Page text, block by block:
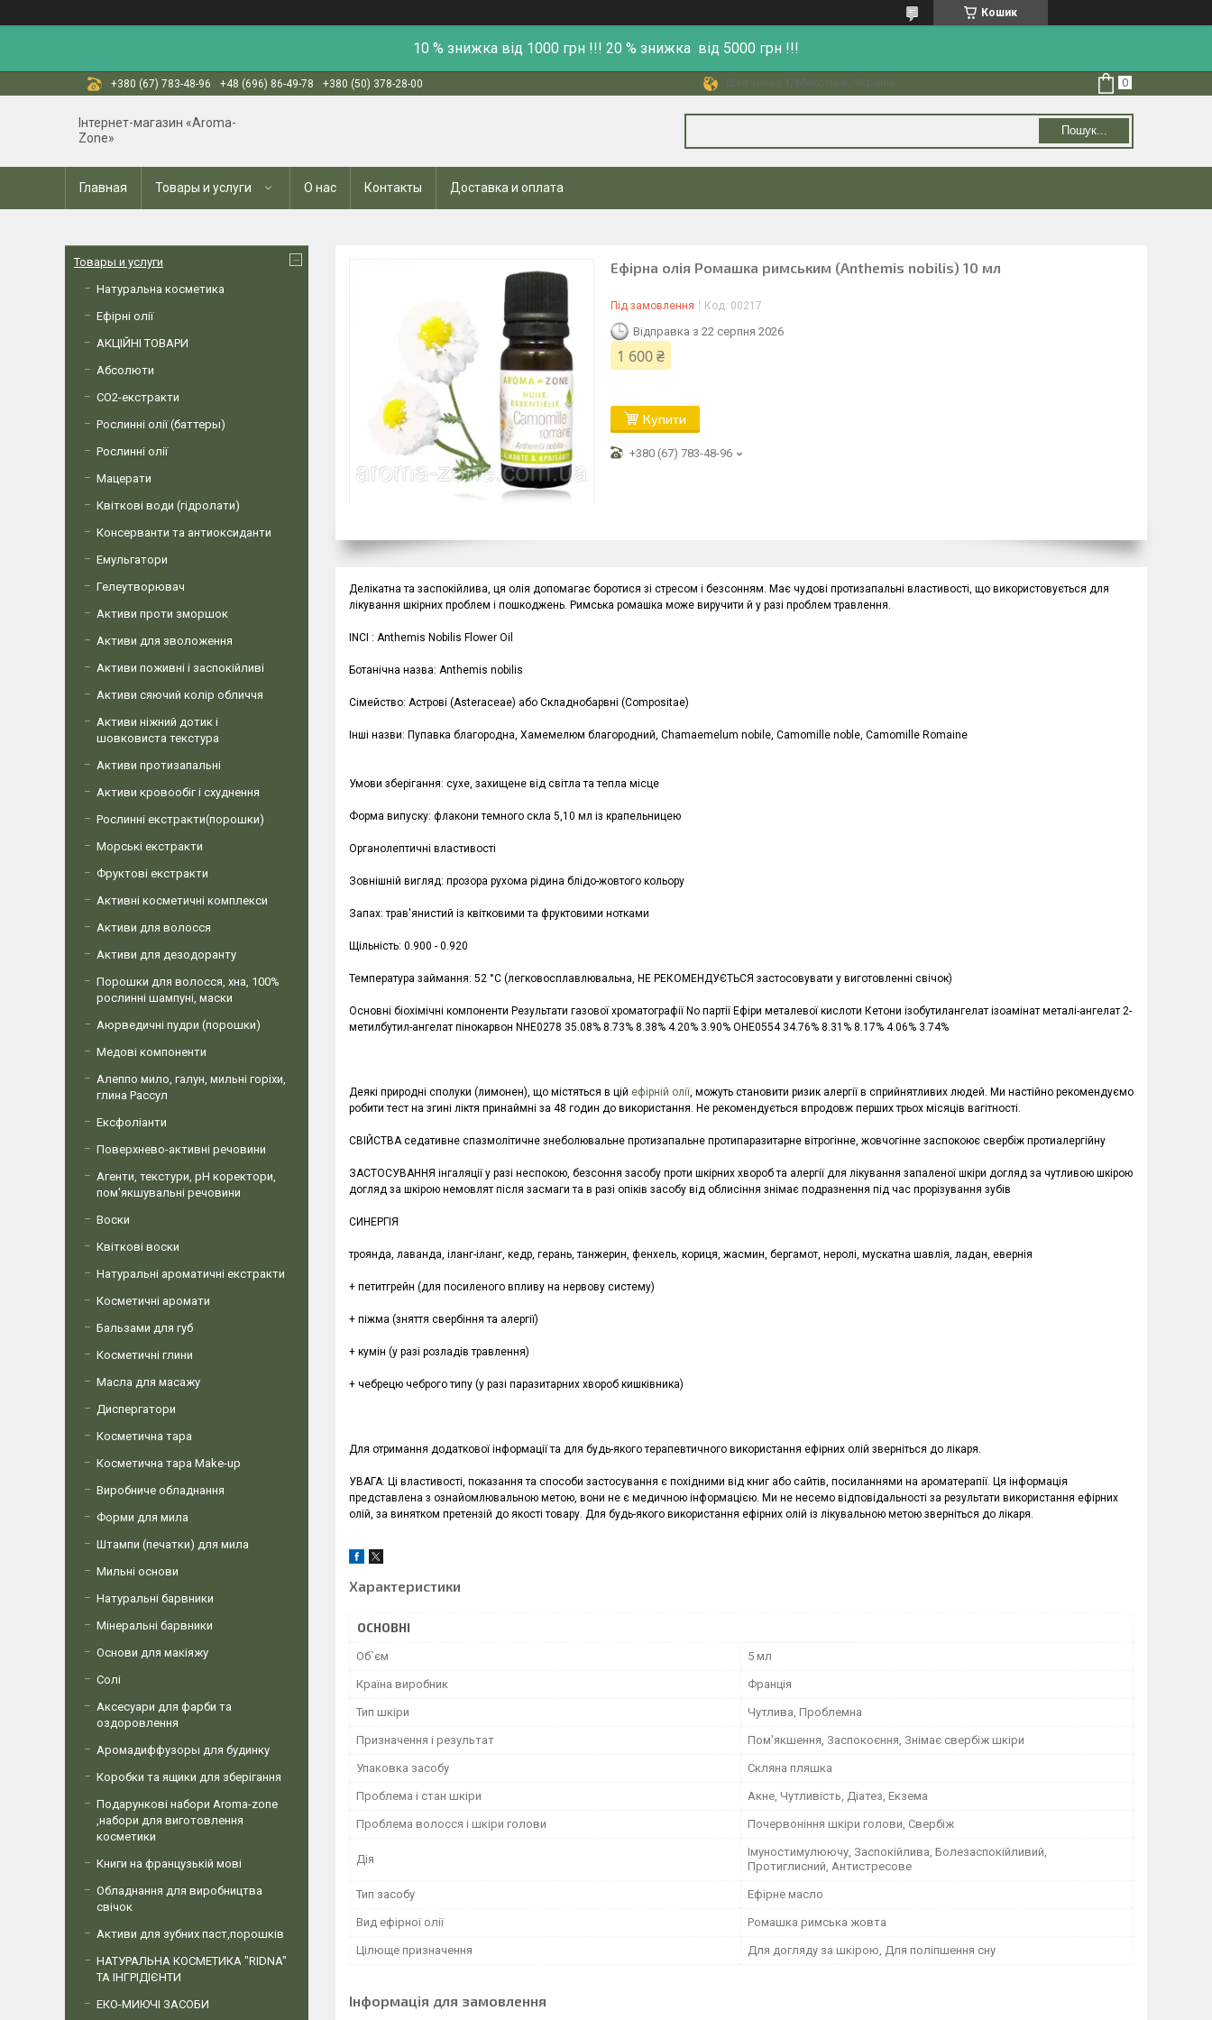
Кошик
10 % знижка від 1000 грн !!! 20 % знижка від 5000 грн !!!
+380 (67) 783-48-96 +48 (696) 86-49-78 +380 (50) 378-28-00 Шевченка 1, Миколаїв, Україна
Інтернет-магазин «Aroma-
Zone»
Пошук...
Главная Товары и услуги О нас Контакты Доставка и оплата
Ефірна олія Ромашка римським (Anthemis nobilis) 10 мл
Під замовлення Код: 00217
Відправка з 22 серпня 2026
1 600 ₴
Купити
+380 (67) 783-48-96
Делікатна та заспокійлива, ця олія допомагає боротися зі стресом і безсонням. Має чудові протизапальні властивості, що використовується для
лікування шкірних проблем і пошкоджень. Римська ромашка може виручити й у разі проблем травлення.
INCI : Anthemis Nobilis Flower Oil
Ботанічна назва: Anthemis nobilis
Сімейство: Астрові (Asteraceae) або Складнобарвні (Compositae)
Інші назви: Пупавка благородна, Хамемелюм благородний, Chamaemelum nobile, Camomille noble, Camomille Romaine
Умови зберігання: сухе, захищене від світла та тепла місце
Форма випуску: флакони темного скла 5,10 мл із крапельницею
Органолептичні властивості
Зовнішній вигляд: прозора рухома рідина блідо-жовтого кольору
Запах: трав'янистий із квітковими та фруктовими нотками
Щільність: 0.900 - 0.920
Температура займання: 52 °C (легковосплавлювальна, НЕ РЕКОМЕНДУЄТЬСЯ застосовувати у виготовленні свічок)
Основні біохімічні компоненти Результати газової хроматографії No партії Ефіри металевої кислоти Кетони ізобутилангелат ізоамінат металі-ангелат 2-
метилбутил-ангелат пінокарвон NHE0278 35.08% 8.73% 8.38% 4.20% 3.90% OHE0554 34.76% 8.31% 8.17% 4.06% 3.74%
Деякі природні сполуки (лимонен), що містяться в цій ефірній олії, можуть становити ризик алергії в сприйнятливих людей. Ми настійно рекомендуємо
робити тест на згині ліктя принаймні за 48 годин до використання. Не рекомендується впродовж перших трьох місяців вагітності.
СВІЙСТВА седативне спазмолітичне знеболювальне протизапальне протипаразитарне вітрогінне, жовчогінне заспокоює свербіж протиалергійну
ЗАСТОСУВАННЯ інгаляції у разі неспокою, безсоння засобу проти шкірних хвороб та алергії для лікування запаленої шкіри догляд за чутливою шкірою
догляд за шкірою немовлят після засмаги та в разі опіків засобу від облисіння знімає подразнення під час прорізування зубів
СИНЕРГІЯ
троянда, лаванда, іланг-іланг, кедр, герань, танжерин, фенхель, кориця, жасмин, бергамот, неролі, мускатна шавлія, ладан, евернія
+ петитгрейн (для посиленого впливу на нервову систему)
+ піжма (зняття свербіння та алергії)
+ кумін (у разі розладів травлення)
+ чебрецю чеброго типу (у разі паразитарних хвороб кишківника)
Для отримання додаткової інформації та для будь-якого терапевтичного використання ефірних олій зверніться до лікаря.
УВАГА: Ці властивості, показання та способи застосування є похідними від книг або сайтів, посиланнями на ароматерапії. Ця інформація
представлена з ознайомлювальною метою, вони не є медичною інформацією. Ми не несемо відповідальності за результати використання ефірних
олій, за винятком претензій до якості товару. Для будь-якого використання ефірних олій із лікувальною метою зверніться до лікаря.
Характеристики
ОСНОВНІ
Об`єм 5 мл
Країна виробник Франція
Тип шкіри Чутлива, Проблемна
Призначення і результат Пом'якшення, Заспокоєння, Знімає свербіж шкіри
Упаковка засобу Скляна пляшка
Проблема і стан шкіри Акне, Чутливість, Діатез, Екзема
Проблема волосся і шкіри голови Почервоніння шкіри голови, Свербіж
Дія
Імуностимулюючу, Заспокійлива, Болезаспокійливий,
Протиглисний, Антистресове
Тип засобу Ефірне масло
Вид ефірної олії Ромашка римська жовта
Цілюще призначення Для догляду за шкірою, Для поліпшення сну
Інформація для замовлення
Товары и услуги
Натуральна косметика
Ефірні олії
АКЦІЙНІ ТОВАРИ
Абсолюти
СО2-екстракти
Рослинні олії (баттеры)
Рослинні олії
Мацерати
Квіткові води (гідролати)
Консерванти та антиоксиданти
Емульгатори
Гелеутворювач
Активи проти зморшок
Активи для зволоження
Активи поживні і заспокійливі
Активи сяючий колір обличчя
Активи ніжний дотик і
шовковиста текстура
Активи протизапальні
Активи кровообіг і схуднення
Рослинні екстракти(порошки)
Морські екстракти
Фруктові екстракти
Активні косметичні комплекси
Активи для волосся
Активи для дезодоранту
Порошки для волосся, хна, 100%
рослинні шампуні, маски
Аюрведичні пудри (порошки)
Медові компоненти
Алеппо мило, галун, мильні горіхи,
глина Рассул
Ексфоліанти
Поверхнево-активні речовини
Агенти, текстури, рН коректори,
пом'якшувальні речовини
Воски
Квіткові воски
Натуральні ароматичні екстракти
Косметичні аромати
Бальзами для губ
Косметичні глини
Масла для масажу
Диспергатори
Косметична тара
Косметична тара Make-up
Виробниче обладнання
Форми для мила
Штампи (печатки) для мила
Мильні основи
Натуральні барвники
Мінеральні барвники
Основи для макіяжу
Солі
Аксесуари для фарби та
оздоровлення
Аромадиффузоры для будинку
Коробки та ящики для зберігання
Подарункові набори Aroma-zone
,набори для виготовлення
косметики
Книги на французькій мові
Обладнання для виробництва
свічок
Активи для зубних паст,порошків
НАТУРАЛЬНА КОСМЕТИКА "RIDNA"
ТА ІНГРІДІЄНТИ
ЕКО-МИЮЧІ ЗАСОБИ